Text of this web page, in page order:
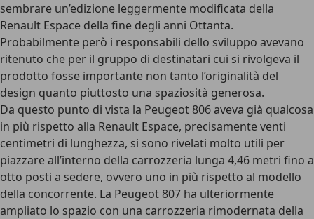
sembrare un’edizione leggermente modificata della
Renault Espace della fine degli anni Ottanta.
Probabilmente però i responsabili dello sviluppo avevano
ritenuto che per il gruppo di destinatari cui si rivolgeva il
prodotto fosse importante non tanto l’originalità del
design quanto piuttosto una spaziosità generosa.
Da questo punto di vista la Peugeot 806 aveva già qualcosa
in più rispetto alla Renault Espace, precisamente venti
centimetri di lunghezza, si sono rivelati molto utili per
piazzare all’interno della carrozzeria lunga 4,46 metri fino a
otto posti a sedere, ovvero uno in più rispetto al modello
della concorrente. La Peugeot 807 ha ulteriormente
ampliato lo spazio con una carrozzeria rimodernata della